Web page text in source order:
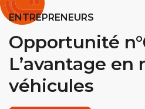
ENTREPRENEURS
Opportunité
L’avantage en
véhicules